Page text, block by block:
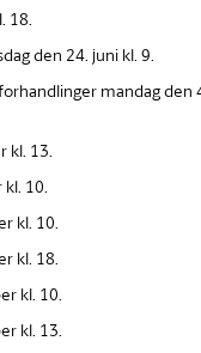
18.
den 24. juni kl. 9.
mandag den
kl. 13.
10.
kl. 10.
kl. 18.
kl. 10.
kl. 13.